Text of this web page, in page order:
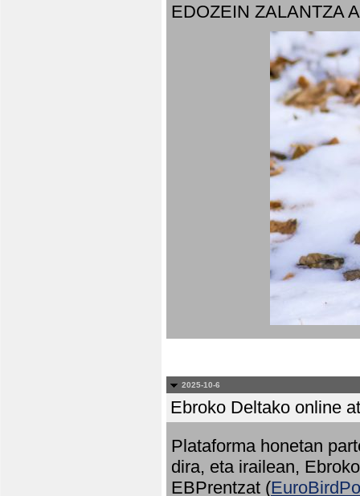
EDOZEIN ZALANTZA
2025-10-6
Ebroko Deltako online
Plataforma honetan
dira, eta irailean,
EBPrentzat (